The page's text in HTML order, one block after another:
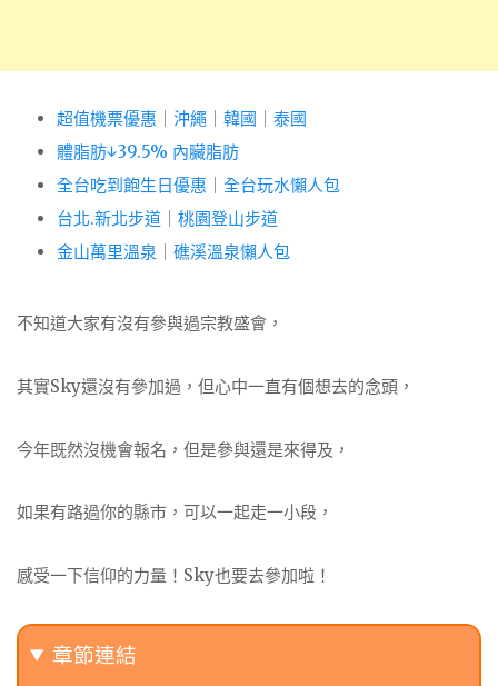
超值機票優惠 沖繩 韓國
泰國
體脂肪↓39.5% 內臟脂肪
全台吃到飽生日優惠
全台玩水懶人包
台北.新北步道
桃園登山步道
金山萬里溫泉
礁溪溫泉懶人包
不知道大家有沒有參與過宗教盛會，
其實Sky還沒有參加過，但心中一直有個想去的念頭，
今年既然沒機會報名，但是參與還是來得及，
如果有路過你的縣市，可以一起走一小段，
感受一下信仰的力量！Sky也要去參加啦！
章節連結